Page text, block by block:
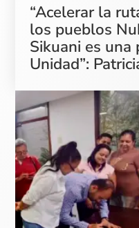
“Acelerar la
los pueblos
Sikuani es una
Unidad”: